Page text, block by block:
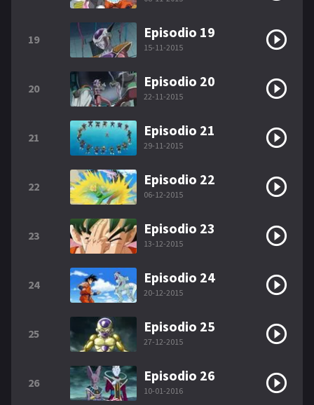
19 Episodio 19
15-11-2015
20 Episodio 20
22-11-2015
21 Episodio 21
29-11-2015
22 Episodio 22
06-12-2015
23 Episodio 23
13-12-2015
24 Episodio 24
20-12-2015
25 Episodio 25
27-12-2015
26 Episodio 26
10-01-2016